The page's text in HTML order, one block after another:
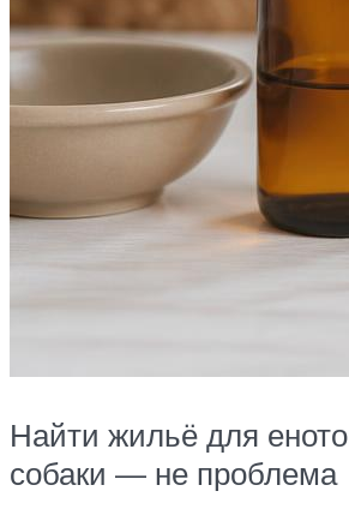
Найти жильё для
собаки — не проблема